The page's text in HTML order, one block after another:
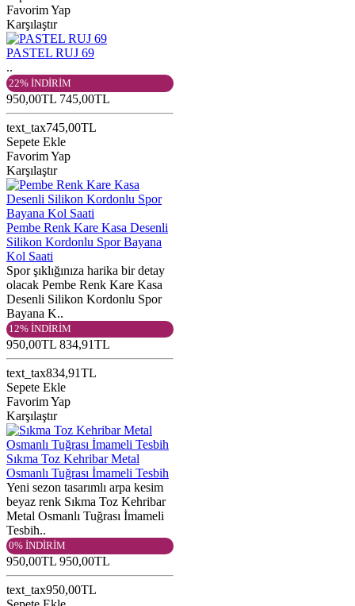
Favorim Yap
Karşılaştır
PASTEL RUJ 69
..
22% İNDİRİM
950,00TL 745,00TL
text_tax745,00TL
Sepete Ekle
Favorim Yap
Karşılaştır
Pembe Renk Kare Kasa Desenli
Silikon Kordonlu Spor Bayana
Kol Saati
Spor şıklığınıza harika bir detay
olacak Pembe Renk Kare Kasa
Desenli Silikon Kordonlu Spor
Bayana K..
12% İNDİRİM
950,00TL 834,91TL
text_tax834,91TL
Sepete Ekle
Favorim Yap
Karşılaştır
Sıkma Toz Kehribar Metal
Osmanlı Tuğrası İmameli Tesbih
Yeni sezon tasarımlı arpa kesim
beyaz renk Sıkma Toz Kehribar
Metal Osmanlı Tuğrası İmameli
Tesbih..
0% İNDİRİM
950,00TL 950,00TL
text_tax950,00TL